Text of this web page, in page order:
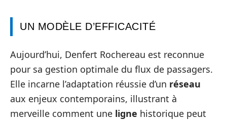
UN MODÈLE D’EFFICACITÉ
Aujourd’hui, Denfert Rochereau est reconnue
pour sa gestion optimale du flux de passagers.
Elle incarne l’adaptation réussie d’un réseau
aux enjeux contemporains, illustrant à
merveille comment une ligne historique peut